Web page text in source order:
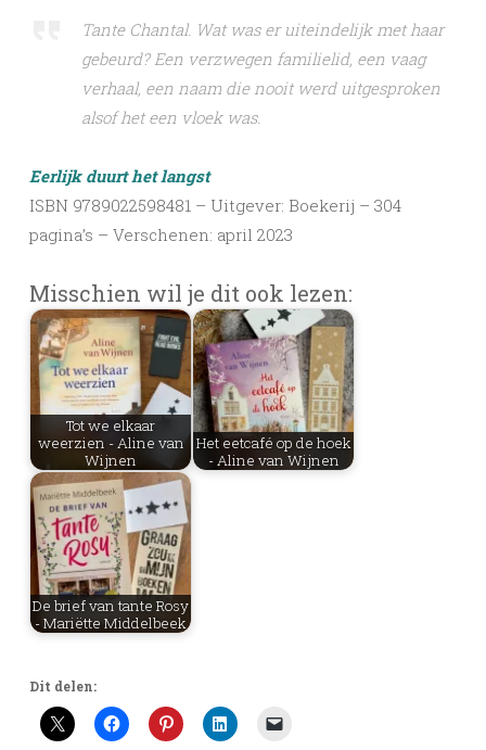
Tante Chantal. Wat was er uiteindelijk met haar
gebeurd? Een verzwegen familielid, een vaag
verhaal, een naam die nooit werd uitgesproken
alsof het een vloek was.
Eerlijk duurt het langst
ISBN 9789022598481 – Uitgever: Boekerij – 304
pagina’s – Verschenen: april 2023
Misschien wil je dit ook lezen:
Tot we elkaar
weerzien - Aline van
Wijnen
Het eetcafé op de hoek
- Aline van Wijnen
De brief van tante Rosy
- Mariëtte Middelbeek
Dit delen: